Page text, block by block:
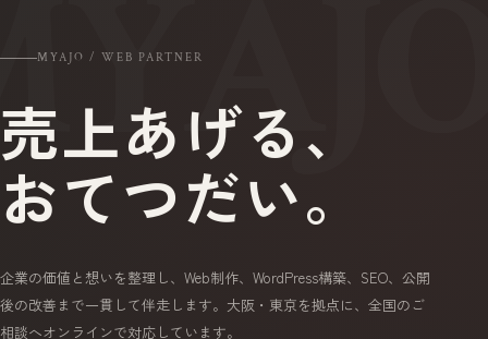
MYAJO / WEB PARTNER
売上あげる、
おてつだい。
企業の価値と想いを整理し、Web制作、WordPress構築、SEO、公開
後の改善まで一貫して伴走します。大阪・東京を拠点に、全国のご
相談へオンラインで対応しています。